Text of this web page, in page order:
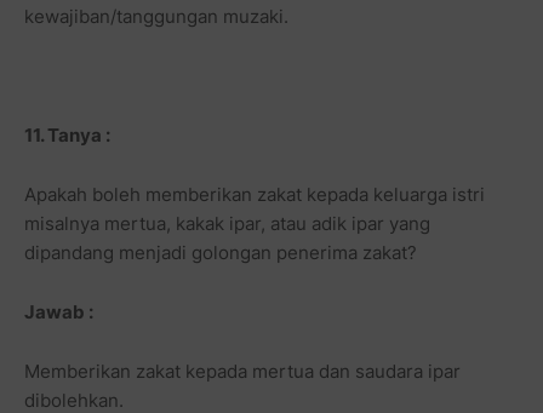
kewajiban/tanggungan muzaki.
11. Tanya :
Apakah boleh memberikan zakat kepada keluarga istri
misalnya mertua, kakak ipar, atau adik ipar yang
dipandang menjadi golongan penerima zakat?
Jawab :
Memberikan zakat kepada mertua dan saudara ipar
dibolehkan.